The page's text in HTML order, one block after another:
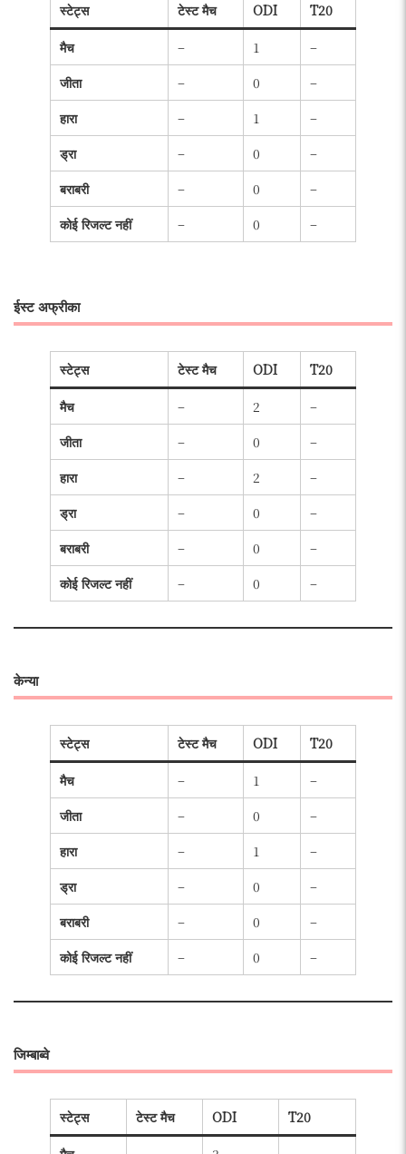
स्टेट्स टेस्ट मैच ODI T20
मैच – 1
–
जीता
– 0
–
हारा
– 1
–
ड्रा
– 0
–
बराबरी
– 0
–
कोई रिजल्ट नहीं
– 0 –
ईस्ट अफ्रीका
स्टेट्स टेस्ट मैच ODI T20
मैच – 2
–
जीता
– 0
–
हारा
– 2
–
ड्रा
– 0
–
बराबरी
– 0
–
कोई रिजल्ट नहीं
– 0 –
केन्या
स्टेट्स टेस्ट मैच ODI T20
मैच – 1
–
जीता
– 0
–
हारा
– 1
–
ड्रा
– 0
–
बराबरी
– 0
–
कोई रिजल्ट नहीं
– 0 –
जिम्बाब्वे
स्टेट्स टेस्ट मैच ODI T20